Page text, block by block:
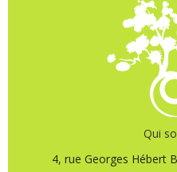
Qui
4, rue Georges Hébert